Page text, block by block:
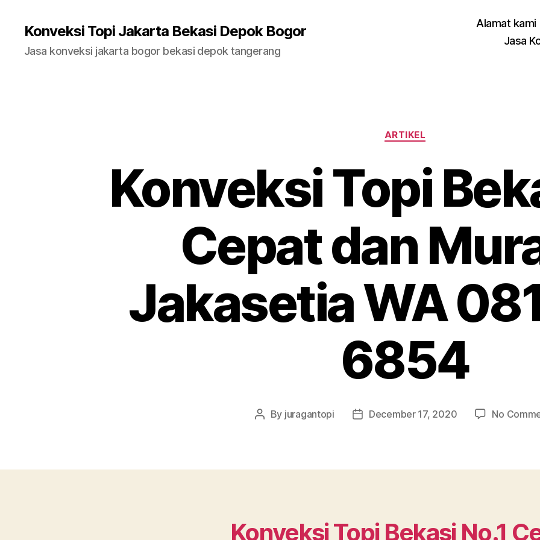
Konveksi Topi Jakarta Bekasi Depok Bogor
Jasa konveksi jakarta bogor bekasi depok tangerang
Alamat kami
Jasa
Categories
ARTIKEL
Konveksi Topi
Cepat dan
Jakasetia WA
6854
Post
By juragantopi
PostDecember 17, 2020 No
Konveksi Topi Bekasi No.1